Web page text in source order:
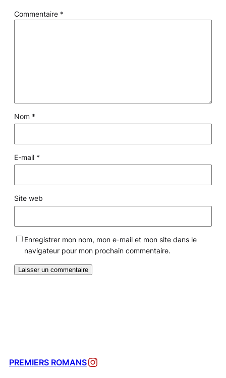
Commentaire *
Nom *
E-mail *
Site web
Enregistrer mon nom, mon e-mail et mon site dans le
navigateur pour mon prochain commentaire.
PREMIERS ROMANSInstagram